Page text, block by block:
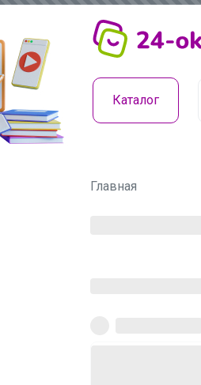
Каталог
Главная